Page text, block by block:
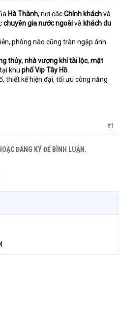
Hà Thành, nơi cácChính kháchvà
chuyên gia nước ngoàivà khách du
phòng nào cũng tràn ngập ánh
thủy, nhà vượng khí tài lộc, mặt
khu phố Vip Tây Hồ.
thiết kế hiện đại, tối ưu công năng
#1
ĐĂNG KÝ ĐỂ BÌNH LUẬN.